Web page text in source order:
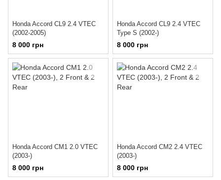
Honda Accord CL9 2.4 VTEC
(2002-2005)
8 000 грн
Honda Accord CL9 2.4 VTEC
Type S (2002-)
8 000 грн
Honda Accord CM1 2.0 VTEC
(2003-)
8 000 грн
Honda Accord CM2 2.4 VTEC
(2003-)
8 000 грн